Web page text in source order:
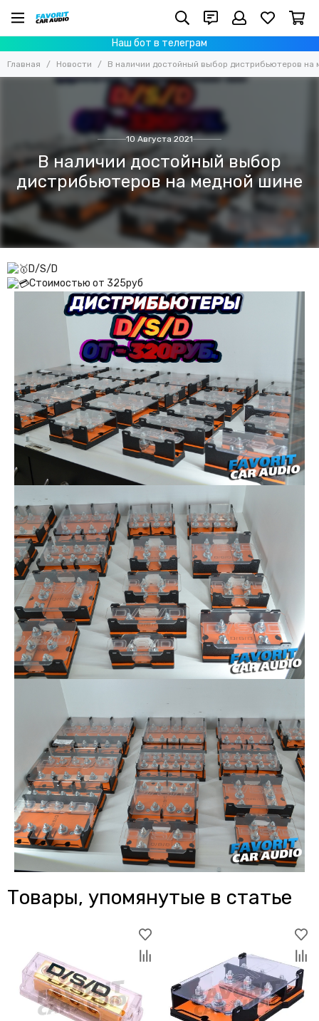
Наш бот в телеграм
Главная Новости В наличии достойный выбор дистрибьютеров на
10 Августа 2021
В наличии достойный выбор
дистрибьютеров на медной шине
D/S/D
Стоимостью от 325руб
Товары, упомянутые в статье